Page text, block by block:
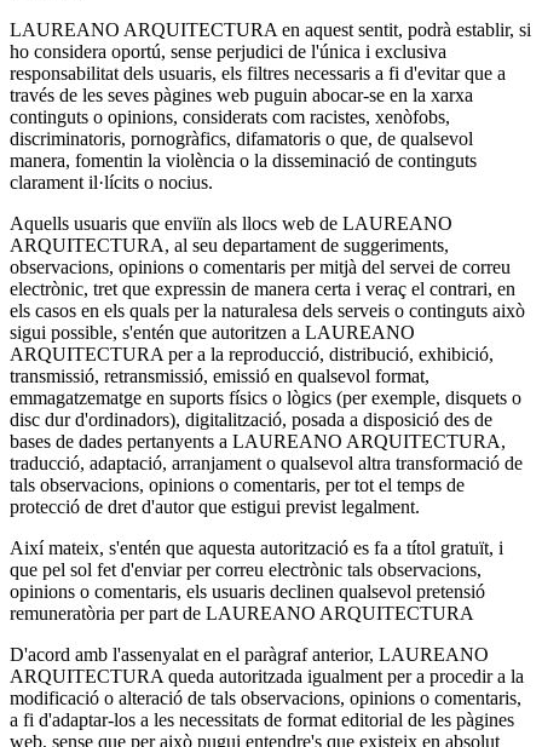
LAUREANO ARQUITECTURA en aquest sentit, podrà establir, si
ho considera oportú, sense perjudici de l'única i exclusiva
responsabilitat dels usuaris, els filtres necessaris a fi d'evitar que a
través de les seves pàgines web puguin abocar-se en la xarxa
continguts o opinions, considerats com racistes, xenòfobs,
discriminatoris, pornogràfics, difamatoris o que, de qualsevol
manera, fomentin la violència o la disseminació de continguts
clarament il·lícits o nocius.
Aquells usuaris que enviïn als llocs web de LAUREANO
ARQUITECTURA, al seu departament de suggeriments,
observacions, opinions o comentaris per mitjà del servei de correu
electrònic, tret que expressin de manera certa i veraç el contrari, en
els casos en els quals per la naturalesa dels serveis o continguts això
sigui possible, s'entén que autoritzen a LAUREANO
ARQUITECTURA per a la reproducció, distribució, exhibició,
transmissió, retransmissió, emissió en qualsevol format,
emmagatzematge en suports físics o lògics (per exemple, disquets o
disc dur d'ordinadors), digitalització, posada a disposició des de
bases de dades pertanyents a LAUREANO ARQUITECTURA,
traducció, adaptació, arranjament o qualsevol altra transformació de
tals observacions, opinions o comentaris, per tot el temps de
protecció de dret d'autor que estigui previst legalment.
Així mateix, s'entén que aquesta autorització es fa a títol gratuït, i
que pel sol fet d'enviar per correu electrònic tals observacions,
opinions o comentaris, els usuaris declinen qualsevol pretensió
remuneratòria per part de LAUREANO ARQUITECTURA
D'acord amb l'assenyalat en el paràgraf anterior, LAUREANO
ARQUITECTURA queda autoritzada igualment per a procedir a la
modificació o alteració de tals observacions, opinions o comentaris,
a fi d'adaptar-los a les necessitats de format editorial de les pàgines
web, sense que per això pugui entendre's que existeix en absolut